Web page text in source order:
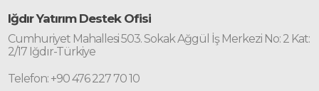
Iğdır Yatırım Destek Ofisi
Cumhuriyet Mahallesi 503. Sokak Ağgül İş Merkezi No: 2 Kat:
2/17 Iğdır-Türkiye
Telefon: +90 476 227 70 10